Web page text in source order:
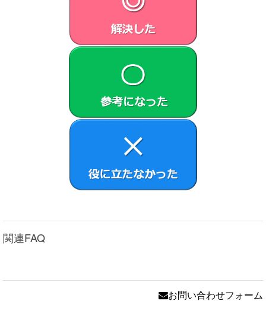
はお客さまの居住国外でVAIOまたはVAIOが本目的遂行の
ための業務を委託する第三者によって処理されます。そ
れらの国においては、データ保護およびプライバシーに
関する法律の保護がお客さまの居住国の法律と同等でな
く、本情報に関するお客さまの権利が制限される場合が
あります。VAIOは、本情報に対する不正なアクセスや漏
洩を防ぐための適切な技術的措置を講じ、体制を維持す
べく合理的な努力をいたします。ただし、VAIOは、かか
る措置や体制により、不正アクセスや情報漏洩が生じな
いことを保証するのものではありません。
許諾ソフトウェアによって収集される本情報には、氏
名、住所、電話番号、E-mail アドレスなど、一般に個人
れる本情報の内容によっては、他の情報と組み合わせる
ことでお客様を識別できる可能性があります。VAIO は、
ついては、
グ等の不具合がないこと、若しくは許諾ソフトウェアが
中断なく稼動することまたは許諾ソフトウェアの使用が
関連FAQ
お問い合わせフォーム